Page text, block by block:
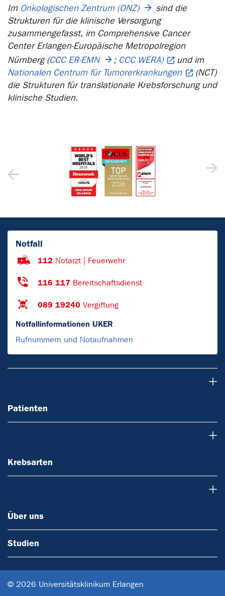
Im Onkologischen Zentrum (ONZ)
sind die
Strukturen für die klinische Versorgung
zusammengefasst, im Comprehensive Cancer
Center Erlangen-Europäische Metropolregion
Nürnberg (CCC ER-EMN ; CCC WERA)
und im
Nationalen Centrum für Tumorerkrankungen
(NCT)
die Strukturen für translationale Krebsforschung und
klinische Studien.
Notfall
112 Notarzt | Feuerwehr
116 117 Bereitschaftsdienst
089 19240 Vergiftung
Notfallinformationen UKER
Rufnummern und Notaufnahmen
Patienten
Krebsarten
Über uns
Studien
© 2026 Universitätsklinikum Erlangen